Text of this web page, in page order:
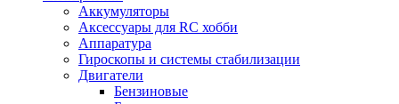
Аккумуляторы
Аксессуары для RC хобби
Аппаратура
Гироскопы и системы стабилизации
Двигатели
Бензиновые